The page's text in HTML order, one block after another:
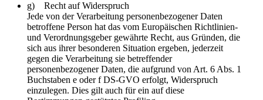
g) Recht auf Widerspruch
Jede von der Verarbeitung personenbezogener Daten
betroffene Person hat das vom Europäischen Richtlinien-
und Verordnungsgeber gewährte Recht, aus Gründen, die
sich aus ihrer besonderen Situation ergeben, jederzeit
gegen die Verarbeitung sie betreffender
personenbezogener Daten, die aufgrund von Art. 6 Abs. 1
Buchstaben e oder f DS-GVO erfolgt, Widerspruch
einzulegen. Dies gilt auch für ein auf diese